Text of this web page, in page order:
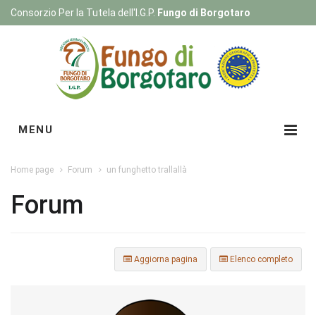
Consorzio Per la Tutela dell'I.G.P. Fungo di Borgotaro
MENU
Home page Forum un funghetto trallallà
Forum
Elenco completo
Aggiorna pagina